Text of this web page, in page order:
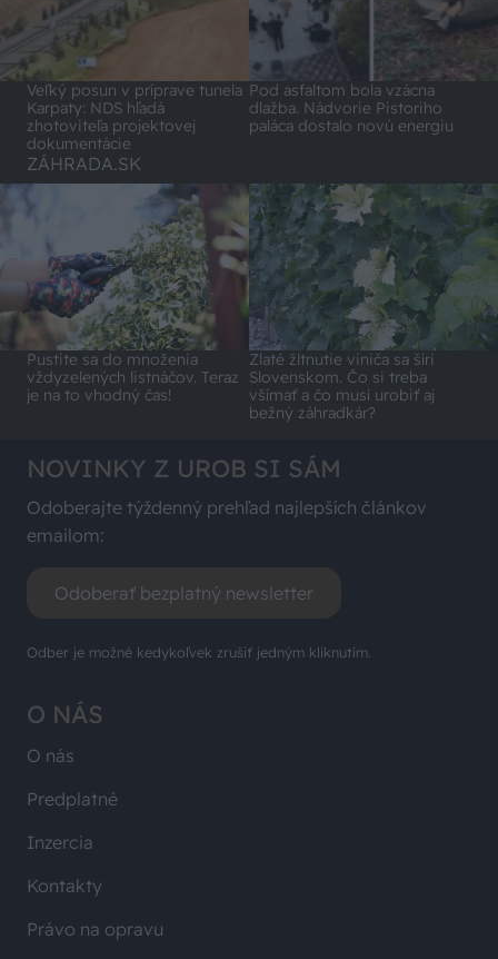
Veľký posun v príprave tunela
Karpaty: NDS hľadá
zhotoviteľa projektovej
dokumentácie
Pod asfaltom bola vzácna
dlažba. Nádvorie Pistoriho
paláca dostalo novú energiu
ZÁHRADA.SK
Pustite sa do množenia
vždyzelených listnáčov. Teraz
je na to vhodný čas!
Zlaté žltnutie viniča sa šíri
Slovenskom. Čo si treba
všímať a čo musí urobiť aj
bežný záhradkár?
O NÁS
O nás
Predplatné
Inzercia
Kontakty
Právo na opravu
NOVINKY Z UROB SI SÁM
Odoberajte týždenný prehľad najlepších článkov
emailom:
Odoberať bezplatný newsletter
Odber je možné kedykoľvek zrušiť jedným kliknutím.